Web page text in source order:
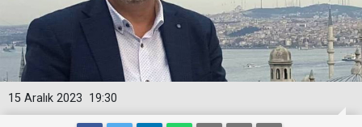
19:30
15 Aralık 2023